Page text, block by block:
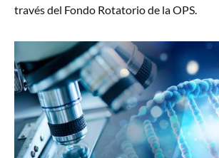
través del Fondo Rotatorio de la OPS.